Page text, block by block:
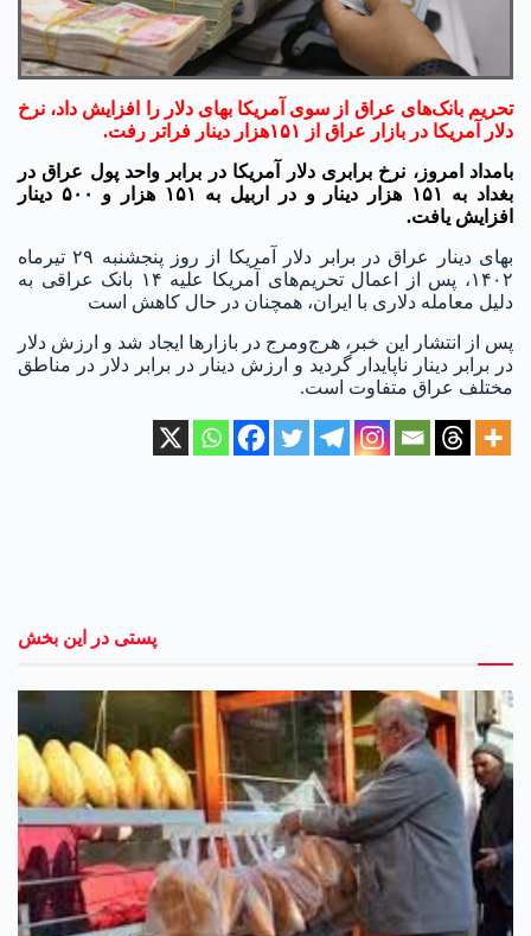
تحریم بانک‌های عراق از سوی آمریکا بهای دلار را افزایش داد، نرخ
دلار آمریکا در بازار عراق از ۱۵۱هزار دینار فراتر رفت.
بامداد امروز، نرخ برابری دلار آمریکا در برابر واحد پول عراق در
بغداد به ۱۵۱ هزار دینار و در اربیل به ۱۵۱ هزار و ۵۰۰ دینار
افزایش یافت.
بهای دینار عراق در برابر دلار آمریکا از روز پنجشنبه ۲۹ تیرماه
۱۴۰۲، پس از اعمال تحریم‌های آمریکا علیه ۱۴ بانک عراقی به
دلیل معامله دلاری با ایران، همچنان در حال کاهش است
پس از انتشار این خبر، هرج‌ومرج در بازارها ایجاد شد و ارزش دلار
در برابر دینار ناپایدار گردید و ارزش دینار در برابر دلار در مناطق
مختلف عراق متفاوت است.
پستی در این بخش